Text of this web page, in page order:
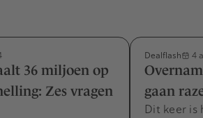
36 miljoen op
Zes vragen
Dealflash 4
gaan
Dit keer is